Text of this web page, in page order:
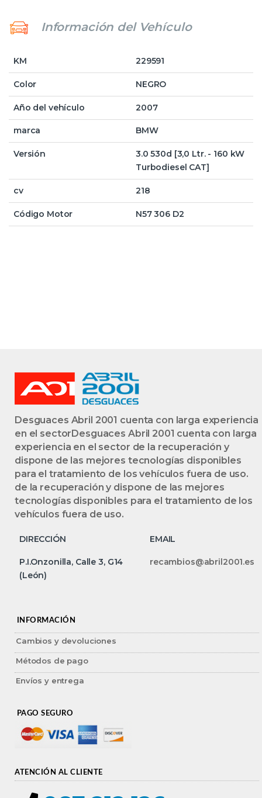
Información del Vehículo
KM 229591
Color NEGRO
Año del vehículo 2007
marca BMW
Versión
3.0 530d [3,0 Ltr. - 160 kW
Turbodiesel CAT]
cv 218
Código Motor N57 306 D2
Desguaces Abril 2001 cuenta con larga experiencia
en el sectorDesguaces Abril 2001 cuenta con larga
experiencia en el sector de la recuperación y
dispone de las mejores tecnologías disponibles
para el tratamiento de los vehículos fuera de uso.
de la recuperación y dispone de las mejores
tecnologías disponibles para el tratamiento de los
vehículos fuera de uso.
DIRECCIÓN EMAIL
P.I.Onzonilla, Calle 3, G14
(León)
recambios@abril2001.es
INFORMACIÓN
Cambios y devoluciones
Métodos de pago
Envíos y entrega
PAGO SEGURO
ATENCIÓN AL CLIENTE